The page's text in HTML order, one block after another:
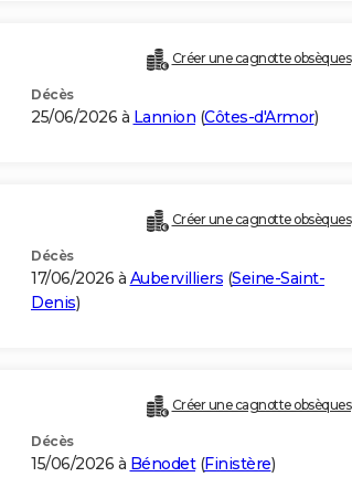
Créer une cagnotte obsèques
Décès
25/06/2026 à Lannion (Côtes-d'Armor)
Créer une cagnotte obsèques
Décès
17/06/2026 à Aubervilliers (Seine-Saint-
Denis)
Créer une cagnotte obsèques
Décès
15/06/2026 à Bénodet(Finistère)